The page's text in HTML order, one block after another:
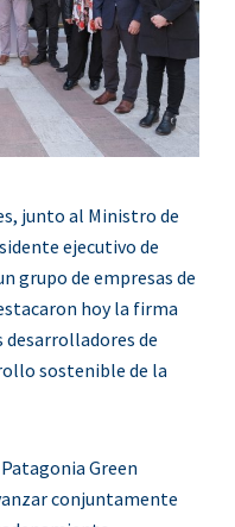
junto al Ministro de
ejecutivo de
grupo de empresas de
hoy la firma
de
sostenible de la
Green
conjuntamente